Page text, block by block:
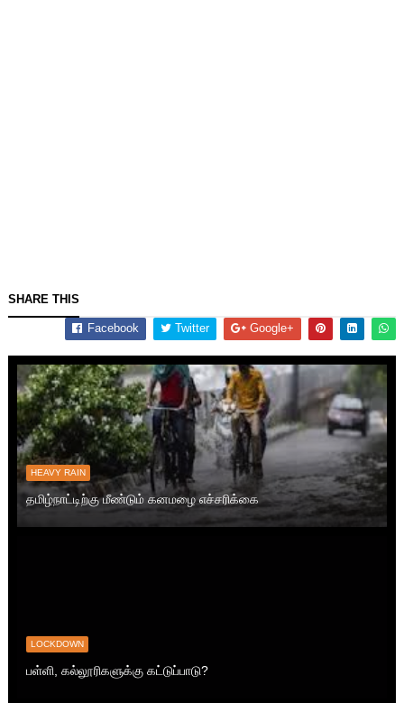
SHARE THIS
Facebook Twitter Google+
HEAVY RAIN
தமிழ்நாட்டிற்கு மீண்டும் கனமழை எச்சரிக்கை
LOCKDOWN
பள்ளி, கல்லூரிகளுக்கு கட்டுப்பாடு?